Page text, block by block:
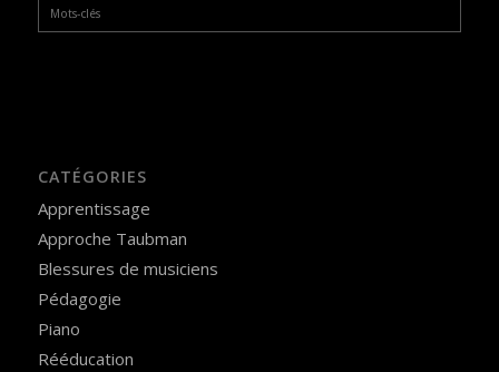
Mots-clés
CATÉGORIES
Apprentissage
Approche Taubman
Blessures de musiciens
Pédagogie
Piano
Rééducation